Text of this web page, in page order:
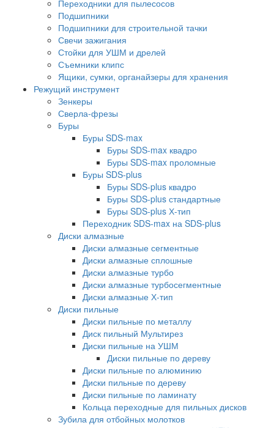
Переходники для пылесосов
Подшипники
Подшипники для строительной тачки
Свечи зажигания
Стойки для УШМ и дрелей
Съемники клипс
Ящики, сумки, органайзеры для хранения
Режущий инструмент
Зенкеры
Сверла-фрезы
Буры
Буры SDS-max
Буры SDS-max квадро
Буры SDS-max проломные
Буры SDS-plus
Буры SDS-plus квадро
Буры SDS-plus стандартные
Буры SDS-plus Х-тип
Переходник SDS-max на SDS-plus
Диски алмазные
Диски алмазные сегментные
Диски алмазные сплошные
Диски алмазные турбо
Диски алмазные турбосегментные
Диски алмазные Х-тип
Диски пильные
Диски пильные по металлу
Диск пильный Мультирез
Диски пильные на УШМ
Диски пильные по дереву
Диски пильные по алюминию
Диски пильные по дереву
Диски пильные по ламинату
Кольца переходные для пильных дисков
Зубила для отбойных молотков